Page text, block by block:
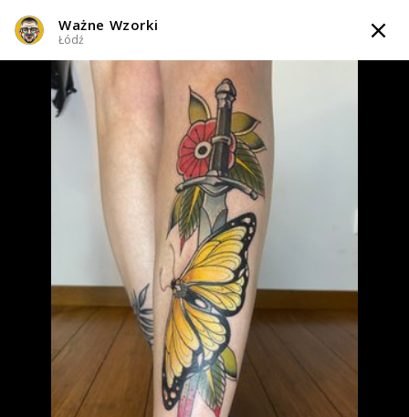
TATTOOARTIST
Ważne Wzorki
Łódź
Neo-tradycyjny / Traditional / Oldschool
WIADOMOŚĆ
WZORY TATTOO LIFE
Ważne Wzorki
Łódź